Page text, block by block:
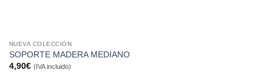
NUEVA COLECCIÓN
SOPORTE MADERA MEDIANO
4,90€ (IVA incluido)